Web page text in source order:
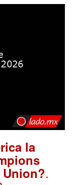
la
Union?.